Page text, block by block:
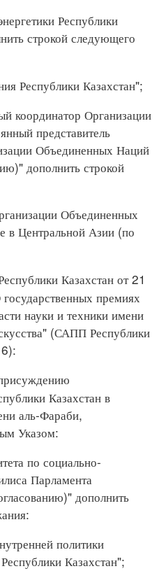
Республики
строкой следующего
Республики Казахстан";
координатор Организации
представитель
Объединенных Наций
дополнить строкой
Объединенных
Центральной Азии (по
Казахстан от 21
премиях
науки и техники имени
(САПП Республики
Казахстан в
аль-Фараби,
Указом:
по социально-
Парламента
дополнить
политики
Казахстан";